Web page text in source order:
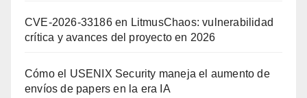
CVE-2026-33186 en LitmusChaos: vulnerabilidad
crítica y avances del proyecto en 2026
Cómo el USENIX Security maneja el aumento de
envíos de papers en la era IA